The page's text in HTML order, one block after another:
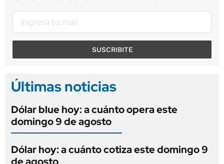
SUSCRIBITE
Últimas noticias
Dólar blue hoy: a cuánto opera este
domingo 9 de agosto
Dólar hoy: a cuánto cotiza este domingo 9
de agosto